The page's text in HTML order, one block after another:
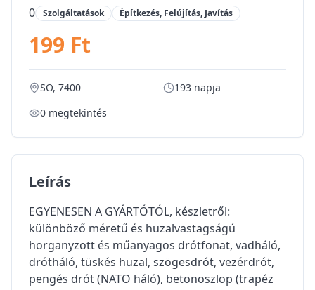
0 Szolgáltatások Építkezés, Felújítás, Javítás
199 Ft
SO, 7400
193 napja
0 megtekintés
Leírás
EGYENESEN A GYÁRTÓTÓL, készletről:
különböző méretű és huzalvastagságú
horganyzott és műanyagos drótfonat, vadháló,
drótháló, tüskés huzal, szögesdrót, vezérdrót,
pengés drót (NATO háló), betonoszlop (trapéz